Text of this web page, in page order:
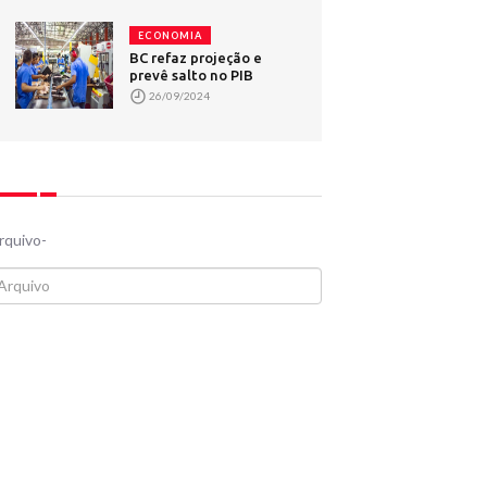
ECONOMIA
BC refaz projeção e
prevê salto no PIB
26/09/2024